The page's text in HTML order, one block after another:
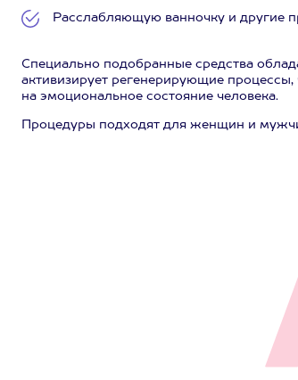
Расслабляющую ванночку и другие
Специально подобранные средства
активизирует регенерирующие
на эмоциональное состояние человека.
Процедуры подходят для женщин и